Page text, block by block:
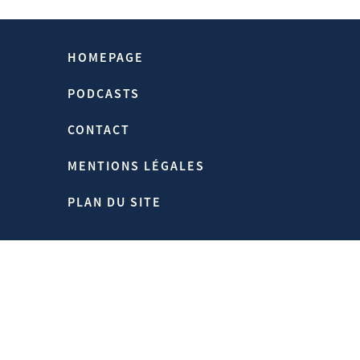
HOMEPAGE
PODCASTS
CONTACT
MENTIONS LÉGALES
PLAN DU SITE